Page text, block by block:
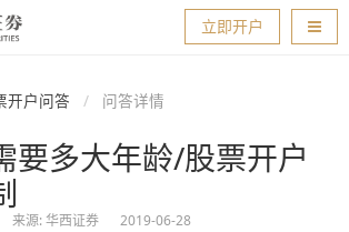
导航
立即开户
开户问答 问答详情
要多大年龄/股票开户
来源: 华西证券 2019-06-28